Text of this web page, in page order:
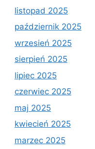
listopad 2025
październik 2025
wrzesień 2025
sierpień 2025
lipiec 2025
czerwiec 2025
maj 2025
kwiecień 2025
marzec 2025